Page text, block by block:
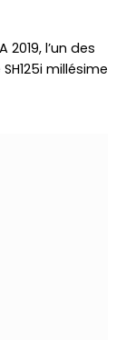
l’un des
millésime